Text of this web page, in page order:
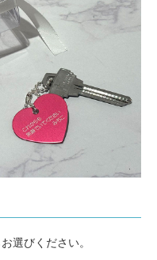
選びください。